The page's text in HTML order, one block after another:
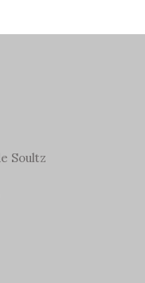
Soultz